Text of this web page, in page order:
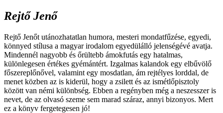
Rejtő Jenő
Rejtő Jenőt utánozhatatlan humora, mesteri mondatfűzése, egyedi,
könnyed stílusa a magyar irodalom egyedülálló jelenségévé avatja.
Mindennél nagyobb és őrültebb ámokfutás egy hatalmas,
különlegesen értékes gyémántért. Izgalmas kalandok egy elbűvölő
főszereplőnővel, valamint egy mosdatlan, ám rejtélyes lorddal, de
menet közben az is kiderül, hogy a zsilett és az ismétlőpisztoly
között van némi különbség. Ebben a regényben még a neszesszer is
nevet, de az olvasó szeme sem marad száraz, annyi bizonyos. Mert
ez a könyv fergetegesen jó!